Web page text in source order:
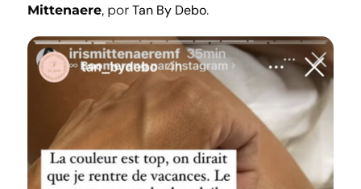
Mittenaere, por Tan By Debo.